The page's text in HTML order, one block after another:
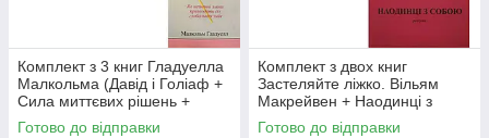
Комплект з 3 книг Гладуелла
Малкольма (Давід і Голіаф +
Сила миттєвих рішень +
Переломний момент)
Готово до відправки
Комплект з двох книг
Застеляйте ліжко. Вільям
Макрейвен + Наодинці з
собою. Марк Аврелій
Готово до відправки